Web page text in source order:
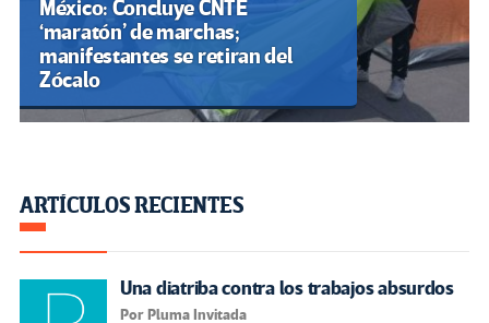
México: Concluye CNTE
‘maratón’ de marchas;
manifestantes se retiran del
Zócalo
ARTÍCULOS RECIENTES
Una diatriba contra los trabajos absurdos
Por Pluma Invitada